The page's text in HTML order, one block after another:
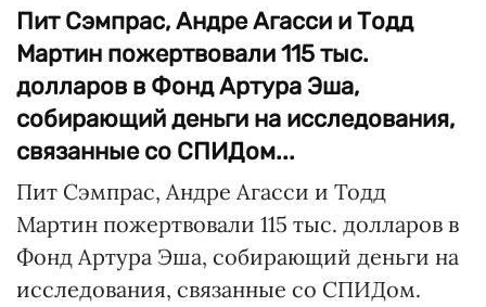
Пит Сэмпрас, Андре Агасси и Тодд
Мартин пожертвовали 115 тыс.
долларов в Фонд Артура Эша,
собирающий деньги на исследования,
связанные со СПИДом...
Пит Сэмпрас, Андре Агасси и Тодд
Мартин пожертвовали 115 тыс. долларов в
Фонд Артура Эша, собирающий деньги на
исследования, связанные со СПИДом.